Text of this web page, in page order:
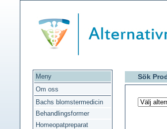
Meny
Om oss
Bachs blomstermedicin
Behandlingsformer
Homeopatpreparat
Sök